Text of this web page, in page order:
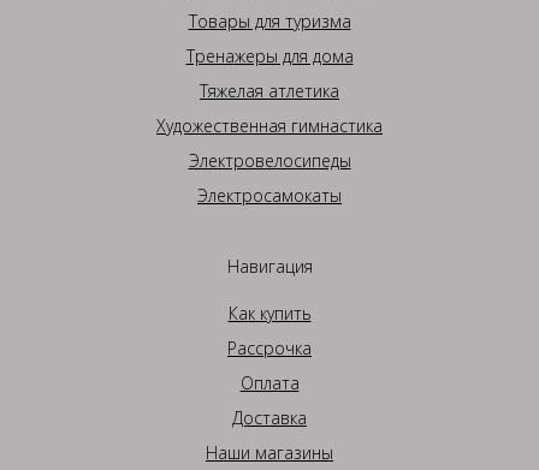
Товары для туризма
Тренажеры для дома
Тяжелая атлетика
Художественная гимнастика
Электровелосипеды
Электросамокаты
Навигация
Как купить
Рассрочка
Оплата
Доставка
Наши магазины